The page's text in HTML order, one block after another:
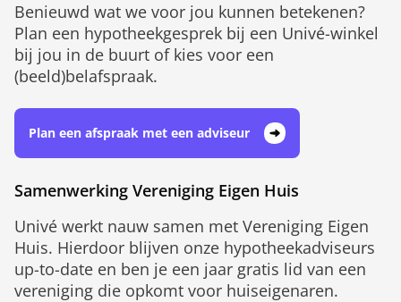
Benieuwd wat we voor jou kunnen betekenen?
Plan een hypotheekgesprek bij een Univé-winkel
bij jou in de buurt of kies voor een
(beeld)belafspraak.
Plan een afspraak met een adviseur
Samenwerking Vereniging Eigen Huis
Univé werkt nauw samen met Vereniging Eigen
Huis. Hierdoor blijven onze hypotheekadviseurs
up-to-date en ben je een jaar gratis lid van een
vereniging die opkomt voor huiseigenaren.